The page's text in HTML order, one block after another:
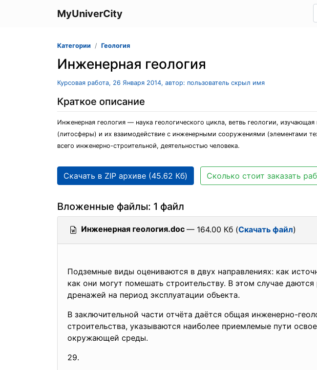
MyUniverCity
Категории Геология
Инженерная геология
Курсовая работа, 26 Января 2014, автор: пользователь скрыл имя
Краткое описание
Инженерная геология — наука геологического цикла, ветвь геологии,
(литосферы) и их взаимодействие с инженерными сооружениями (элементами
всего инженерно-строительной, деятельностью человека.
Скачать в ZIP архиве (45.62 Кб) Сколько стоит заказать
Вложенные файлы: 1 файл
Инженерная геология.doc — 164.00 Кб (Скачать файл)
Подземные виды оцениваются в двух направлениях: как
как они могут помешать строительству. В этом случае
дренажей на период эксплуатации объекта.
В заключительной части отчёта даётся общая инженерно-
строительства, указываются наиболее приемлемые пути
окружающей среды.
29.